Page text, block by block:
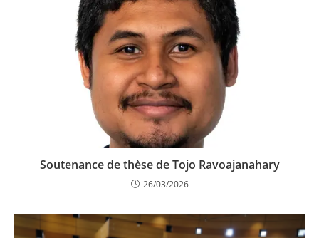
Soutenance de thèse de Tojo Ravoajanahary
26/03/2026